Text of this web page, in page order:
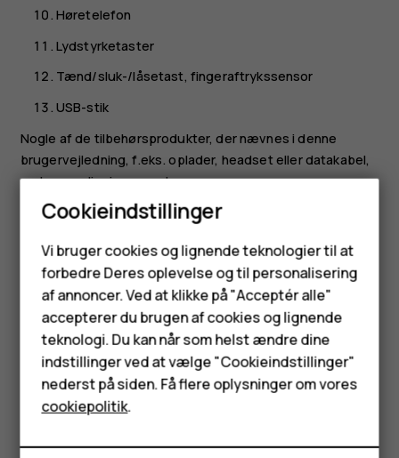
Smartphones
Feature-telefoner
Tilbehør
HMD Terra M
Tablets
Min konto
Høretelefon
Lydstyrketaster
Tænd/sluk-/låsetast, fingeraftrykssensor
USB-stik
Nogle af de tilbehørsprodukter, der nævnes i denne
brugervejledning, f.eks. oplader, headset eller datakabel,
sælges muligvis separat.
Din enhed understøtter 18 W USB Power Delivery 3.0-
En hurtigoplader medfølger muligvis ikke. Tjek lokal
tilgængelighed på nokia.com/phones/nokia-g-11.
*Google Assistent er ikke tilgængelig på visse sprog og i
visse lande. Hvis Google Assistent ikke er tilgængelig,
benyttes i stedet Google-søgning. Tjek tilgængelighed
https://support.google.com/assistant.
Dele og stik, magnetisme
Cookieindstillinger
Vi bruger cookies og lignende teknologier til at
forbedre Deres oplevelse og til personalisering
af annoncer. Ved at klikke på "Acceptér alle"
accepterer du brugen af cookies og lignende
teknologi. Du kan når som helst ændre dine
indstillinger ved at vælge "Cookieindstillinger"
nederst på siden. Få flere oplysninger om vores
cookiepolitik.